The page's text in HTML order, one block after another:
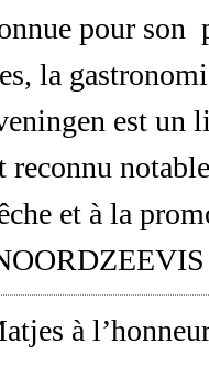
pour son
la
est un
reconnu
et à la
à